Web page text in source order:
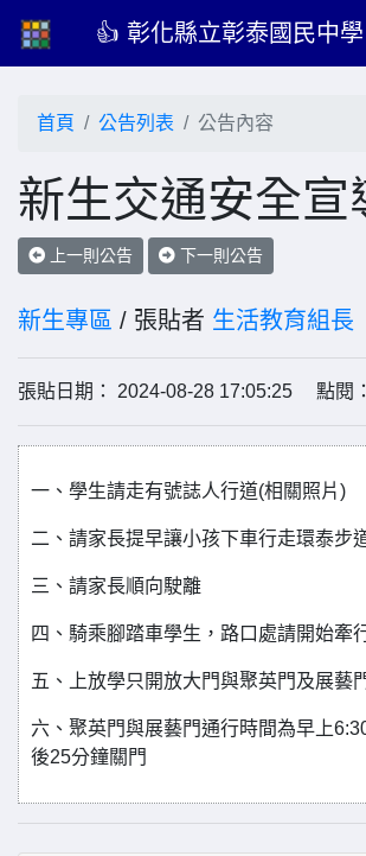
👍 彰化縣立彰泰國民中
首頁 公告列表 公告內容
新生交通安全宣
上一則公告 下一則公告
新生專區 / 張貼者 生活教育組長
張貼日期： 2024-08-28 17:05:25 點閱：
一、學生請走有號誌人行道(相關照片)
二、請家長提早讓小孩下車行走環泰步
三、請家長順向駛離
四、騎乘腳踏車學生，路口處請開始牽
五、上放學只開放大門與聚英門及展藝
六、聚英門與展藝門通行時間為早上
後25分鐘關門